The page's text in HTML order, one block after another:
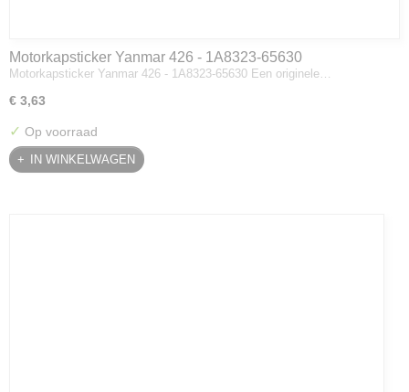
Motorkapsticker Yanmar 426 - 1A8323-65630
Motorkapsticker Yanmar 426 - 1A8323-65630 Een originele…
€ 3,63
✓ Op voorraad
IN WINKELWAGEN